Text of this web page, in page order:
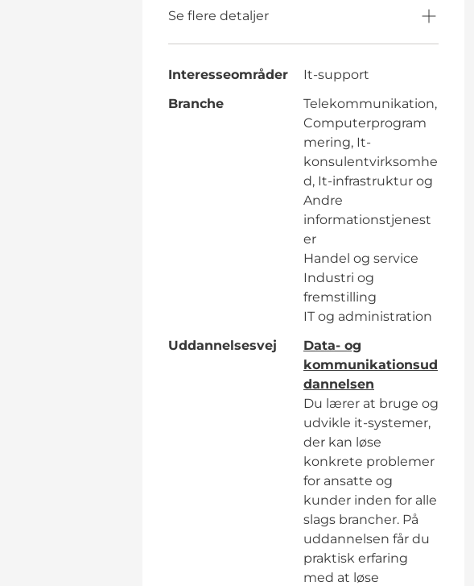
Se flere detaljer
Interesseområder
It-support
Branche
Telekommunikation,
Computerprogram
mering, It-
konsulentvirksomhe
d, It-infrastruktur og
Andre
informationstjenest
er
Handel og service
Industri og
fremstilling
IT og administration
Uddannelsesvej
Data- og
kommunikationsud
dannelsen
Du lærer at bruge og
udvikle it-systemer,
der kan løse
konkrete problemer
for ansatte og
kunder inden for alle
slags brancher. På
uddannelsen får du
praktisk erfaring
med at løse